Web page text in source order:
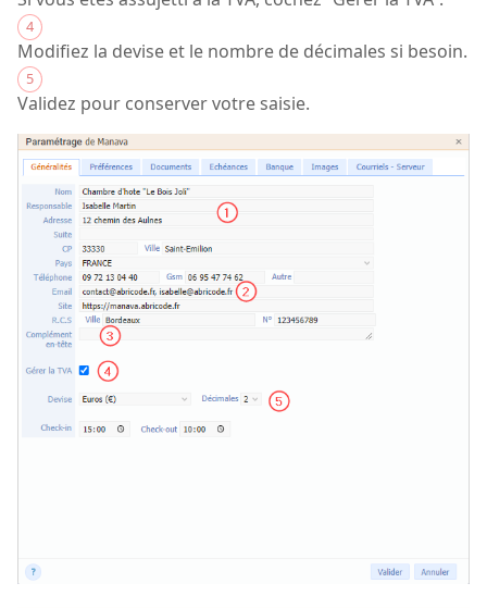
4
Modifiez la devise et le nombre de décimales si besoin.
5
Validez pour conserver votre saisie.